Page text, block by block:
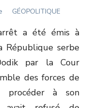
GÉOPOLITIQUE
a été émis à
République serbe
par la Cour
des forces de
procéder à son